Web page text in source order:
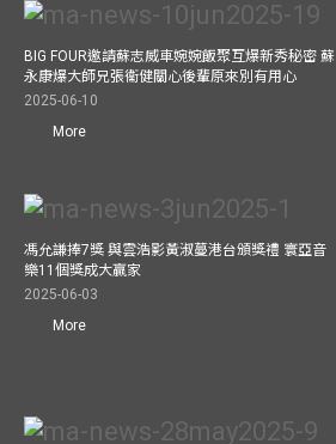
BIG FOUR邀請蘇志威車婉婉飯聚互爆新秀秘密 蘇
永康爆大師兄張衞健關心後輩原來別有用心
2025-06-10
More
馮允謙捧7獎 與雲浩影黃淑蔓港台頒獎禮 寰亞音
樂11個獎成大贏家
2025-06-03
More